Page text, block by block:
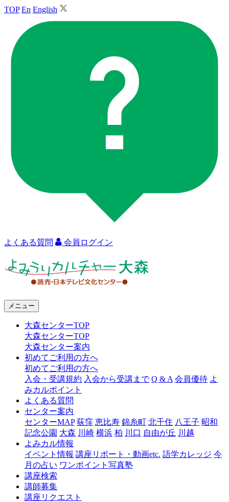
TOP En English
よくある質問 会員ログイン
ャ
森
メニュー
大森センターTOP
大森センターTOP
大森センター案内
初めてご利用の方へ
初めてご利用の方へ
入会・受講規約 入会から受講まで Q & A 会員優待 よ
みカルポイント
よくある質問
センター案内
センターMAP 荻窪 恵比寿 錦糸町 北千住 八王子 昭和
記念公園 大森 川崎 横浜 柏 川口 自由が丘 川越
よみカル情報
イベント情報 講座リポート・動画etc. 語学カレッジ 今
月の占い ワンポイント写真塾
講座検索
講師募集
講座リクエスト